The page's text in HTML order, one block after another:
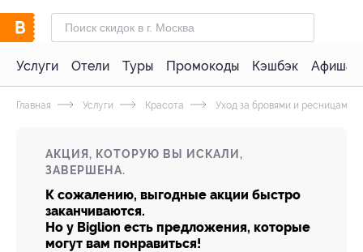
Услуги Отели Туры Промокоды Кэшбэк Афиша
Главная Услуги Красота Уход за бровями и ресницами
АКЦИЯ, КОТОРУЮ ВЫ ИСКАЛИ,
ЗАВЕРШЕНА.
К сожалению, выгодные акции быстро
заканчиваются.
Но у Biglion есть предложения, которые
могут вам понравиться!